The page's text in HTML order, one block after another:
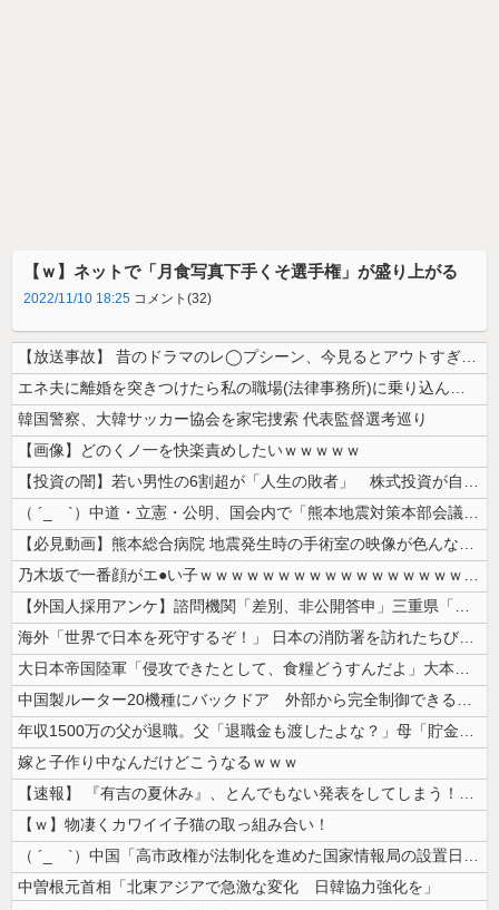
【ｗ】ネットで「月食写真下手くそ選手権」が盛り上がる
2022/11/10 18:25 コメント(32)
【放送事故】 昔のドラマのレ◯プシーン、今見るとアウトすぎる・・・
エネ夫に離婚を突きつけたら私の職場(法律事務所)に乗り込んできた 堂々...
韓国警察、大韓サッカー協会を家宅捜索 代表監督選考巡り
【画像】どのくノ一を快楽責めしたいｗｗｗｗｗ
【投資の闇】若い男性の6割超が「人生の敗者」 株式投資が自信喪失の原因...
（ ´_ゝ`）中道・立憲・公明、国会内で「熊本地震対策本部会議」各省庁...
【必見動画】熊本総合病院 地震発生時の手術室の映像が色んな意味で衝撃的...
乃木坂で一番顔がエ●い子ｗｗｗｗｗｗｗｗｗｗｗｗｗｗｗｗｗｗｗ
【外国人採用アンケ】諮問機関「差別、非公開答申」三重県「差別に当たらず...
海外「世界で日本を死守するぞ！」 日本の消防署を訪れたちびっ子集団が世...
大日本帝国陸軍「侵攻できたとして、食糧どうすんだよ」大本営「現地調達」...
中国製ルーター20機種にバックドア 外部から完全制御できる機能が仕込ま...
年収1500万の父が退職。父「退職金も渡したよな？」母「貯金なんてない...
嫁と子作り中なんだけどこうなるｗｗｗ
【速報】 『有吉の夏休み』、とんでもない発表をしてしまう！！！！！
【ｗ】物凄くカワイイ子猫の取っ組み合い！
（ ´_ゝ`）中国「高市政権が法制化を進めた国家情報局の設置日が7月3...
中曽根元首相「北東アジアで急激な変化 日韓協力強化を」